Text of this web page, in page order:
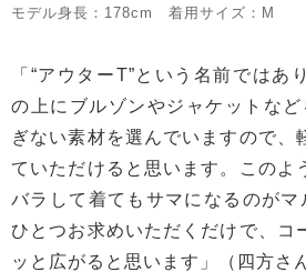
モデル身長：178cm 着用サイズ：M
「“アウターT”という名前ではあ
の上にブルゾンやジャケットな
ぎない素材を選んでいますので、
ていただけると思います。このよ
バラして着てもサマになるのがマ
ひとつお求めいただくだけで、コ
ッと広がると思います」（四方さ